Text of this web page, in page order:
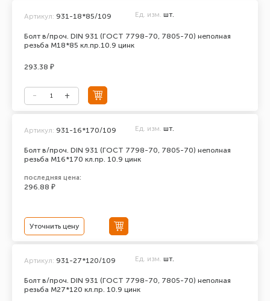
Болт в/проч. DIN 931 (ГОСТ 7798-70, 7805-70) неполная
резьба М18*85 кл.пр.10.9 цинк
Артикул: 931-18*85/109 Ед. изм. шт.
293.38 ₽
Болт в/проч. DIN 931 (ГОСТ 7798-70, 7805-70) неполная
резьба М16*170 кл.пр. 10.9 цинк
Артикул: 931-16*170/109 Ед. изм. шт.
последняя цена:
296.88 ₽
Уточнить цену
Болт в/проч. DIN 931 (ГОСТ 7798-70, 7805-70) неполная
резьба М27*120 кл.пр. 10.9 цинк
Артикул: 931-27*120/109 Ед. изм. шт.